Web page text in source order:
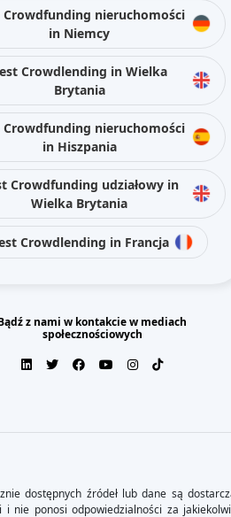
Crowdfunding nieruchomości
in Niemcy
Crowdlending in Wielka
Brytania
Crowdfunding nieruchomości
in Hiszpania
Crowdfunding udziałowy in
Wielka Brytania
Crowdlending in Francja
z nami w kontakcie w mediach
społecznościowych
dostępnych źródeł lub dane są
ponosi odpowiedzialności za